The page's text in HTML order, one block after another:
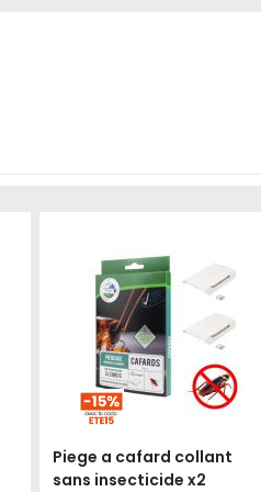
Piege a cafard collant
sans insecticide x2